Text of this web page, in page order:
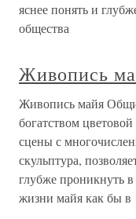
яснее понять и
общества
Живопись
Живопись майя
богатством
сцены с
скульптура,
глубже проникнуть
жизни майя как бы в